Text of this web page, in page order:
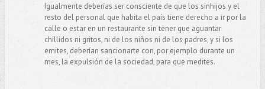
Igualmente deberías ser consciente de que los sinhijos y el
resto del personal que habita el país tiene derecho a ir por la
calle o estar en un restaurante sin tener que aguantar
chillidos ni gritos, ni de los niños ni de los padres, y si los
emites, deberían sancionarte con, por ejemplo durante un
mes, la expulsión de la sociedad, para que medites.